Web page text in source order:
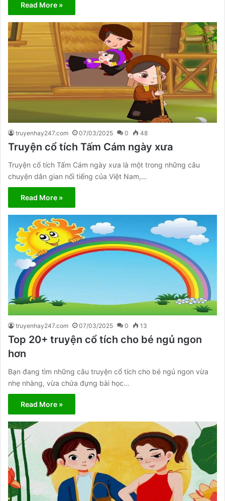
Read More »
truyenhay247.com 07/03/2025 0 48
Truyện cổ tích Tấm Cám ngày xưa
Truyện cổ tích Tấm Cám ngày xưa là một trong những câu
chuyện dân gian nổi tiếng của Việt Nam,…
Read More »
truyenhay247.com 07/03/2025 0 13
Top 20+ truyện cổ tích cho bé ngủ ngon
hơn
Bạn đang tìm những câu truyện cổ tích cho bé ngủ ngon vừa
nhẹ nhàng, vừa chứa đựng bài học…
Read More »